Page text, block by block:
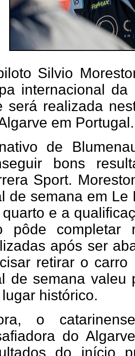
Silvio
internacional
será realizada
em Portugal.
de
bons
Sport.
de semana em Le
e a
pôde completar
após ser
retirar o
de semana valeu
histórico.
o
do
do início